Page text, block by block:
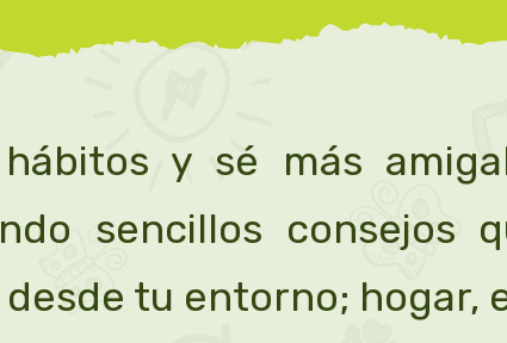
y sé más
sencillos consejos
tu entorno; hogar,